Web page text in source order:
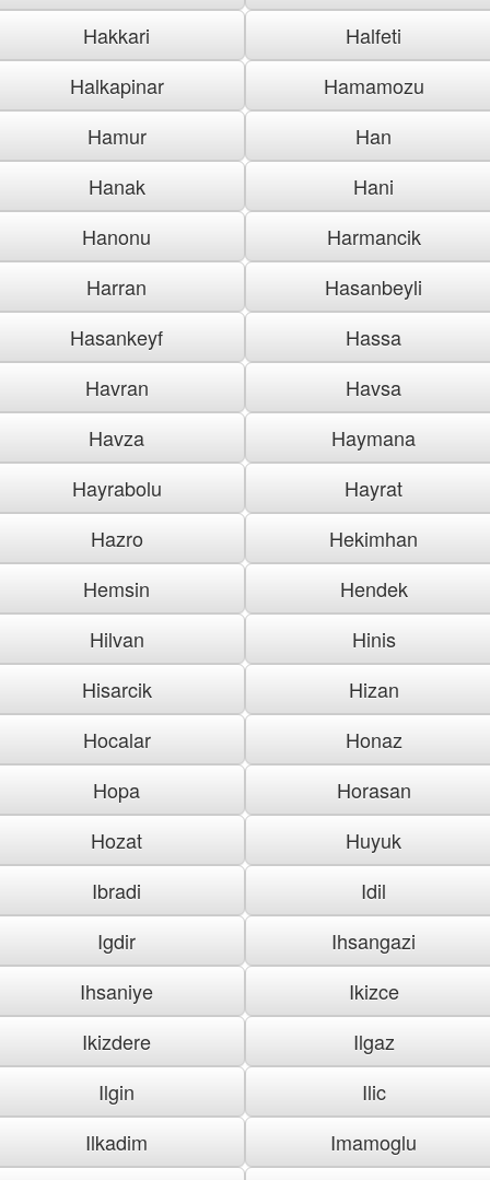
Hakkari
Halfeti
Halkapinar
Hamamozu
Hamur
Han
Hanak
Hani
Hanonu
Harmancik
Harran
Hasanbeyli
Hasankeyf
Hassa
Havran
Havsa
Havza
Haymana
Hayrabolu
Hayrat
Hazro
Hekimhan
Hemsin
Hendek
Hilvan
Hinis
Hisarcik
Hizan
Hocalar
Honaz
Hopa
Horasan
Hozat
Huyuk
Ibradi
Idil
Igdir
Ihsangazi
Ihsaniye
Ikizce
Ikizdere
Ilgaz
Ilgin
Ilic
Ilkadim
Imamoglu